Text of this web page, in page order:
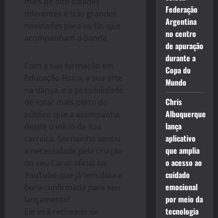
diferentes e trás grandes
novidades para os fãs que
acompanham a banda.
Com a sua formação em
Educação Fisica, a sua arte
na dança, e a possibilidade
de estar mais perto do
público que a acompanha
desde o início da sua
carreira, Sorrisinho sentiu
a necessidade pela criação
do seu Canal oficial no
YouTube que já tem data e
hora confirmada para seu
lançamento!
Ele virá recheado de
Federação
Argentina
no centro
de apuração
durante a
Copa do
Mundo
Chris
Albuquerque
lança
aplicativo
que amplia
o acesso ao
cuidado
emocional
por meio da
tecnologia